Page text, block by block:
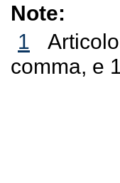
Note:
1
comma, e